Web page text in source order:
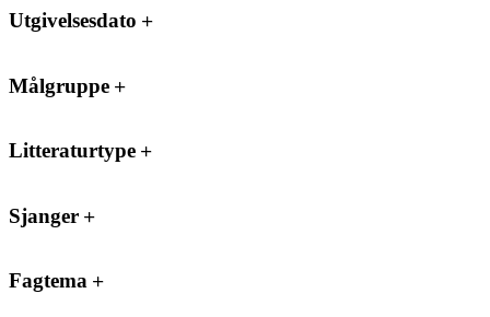
Utgivelsesdato
Målgruppe
Litteraturtype
Sjanger
Fagtema